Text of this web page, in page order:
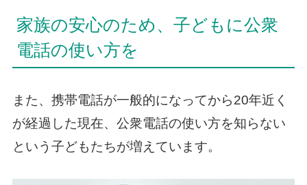
家族の安心のため、子どもに公衆
電話の使い方を
また、携帯電話が一般的になってから20年近く
が経過した現在、公衆電話の使い方を知らない
という子どもたちが増えています。